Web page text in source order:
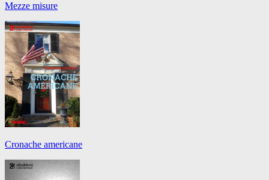
Mezze misure
Cronache americane